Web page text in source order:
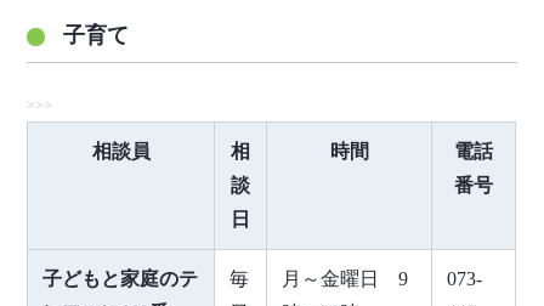
子育て
相談員
相
談
日
時間
電話
番号
子どもと家庭のテ
毎
月～金曜日 9
073-